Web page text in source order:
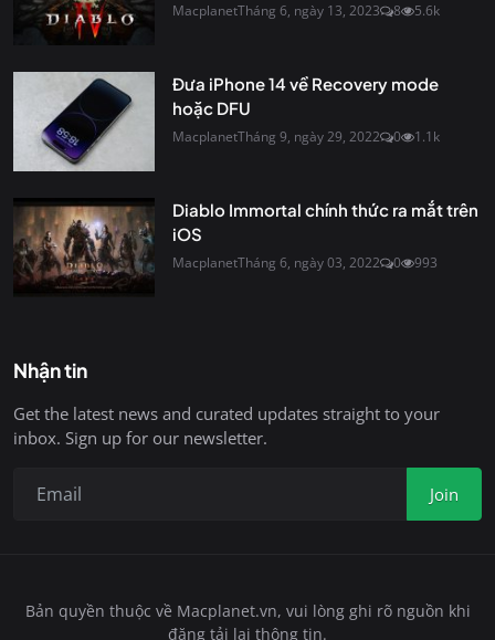
MacplanetTháng 6, ngày 13, 2023 8 5.6k
Đưa iPhone 14 về Recovery mode
hoặc DFU
MacplanetTháng 9, ngày 29, 2022 0 1.1k
Diablo Immortal chính thức ra mắt trên
iOS
MacplanetTháng 6, ngày 03, 2022 0 993
Nhận tin
Get the latest news and curated updates straight to your
inbox. Sign up for our newsletter.
Join
Bản quyền thuộc về Macplanet.vn, vui lòng ghi rõ nguồn khi
đăng tải lại thông tin.